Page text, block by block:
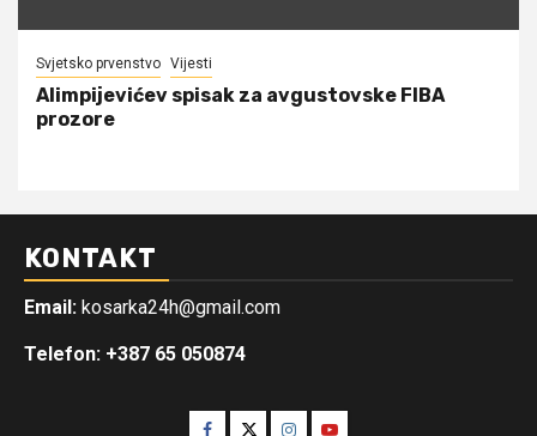
Svjetsko prvenstvo Vijesti
Alimpijevićev spisak za avgustovske FIBA
prozore
KONTAKT
Email: kosarka24h@gmail.com
Telefon: +387 65 050874
Facebook
TwitterInstagram
Youtube